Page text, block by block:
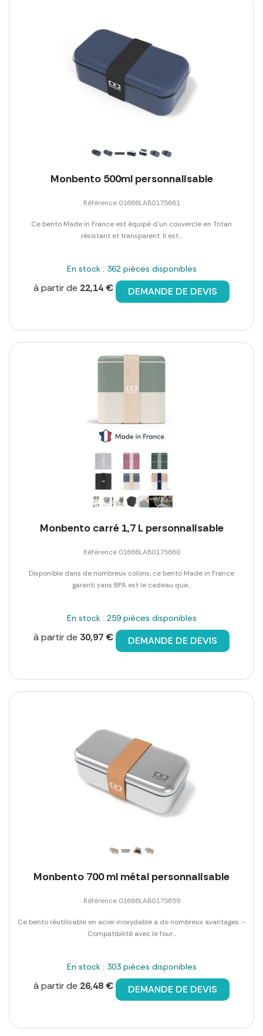
Monbento 500ml personnalisable
Référence 01666LAB0175661
Ce bento Made in France est équipé d'un couvercle en Tritan
résistant et transparent. Il est...
En stock : 362 pièces disponibles
à partir de 22,14 € DEMANDE DE DEVIS
Monbento carré 1,7 L personnalisable
Référence 01666LAB0175660
Disponible dans de nombreux coloris, ce bento Made in France
garanti sans BPA est le cadeau que...
En stock : 259 pièces disponibles
à partir de 30,97 € DEMANDE DE DEVIS
Monbento 700 ml métal personnalisable
Référence 01666LAB0175659
Ce bento réutilisable en acier inoxydable a de nombreux avantages :-
Compatibilité avec le four...
En stock : 303 pièces disponibles
à partir de 26,48 € DEMANDE DE DEVIS